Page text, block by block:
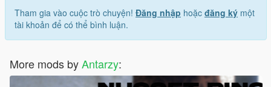
Tham gia vào cuộc trò chuyện! Đăng nhập hoặc đăng ký một
tài khoản để có thể bình luận.
More mods byAntarzy: